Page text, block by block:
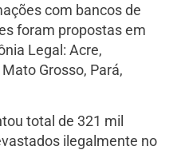
com bancos de
foram propostas em
Legal: Acre,
Grosso, Pará,
total de 321 mil
ilegalmente no